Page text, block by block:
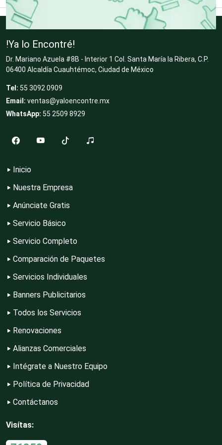
Clínicas de Rehabilitación
Clínicas y Hospitales
Clubes Deportivos
Cocinas Integrales
Compresores de aire
Computadoras
Contadores
Control de Plagas
!Ya lo Encontré!
Dr. Mariano Azuela #8B - Interior 1 Col. Santa María la Ribera, C.P.
06400 Alcaldía Cuauhtémoc, Ciudad de México
Tel: 55 3092 0909
Email: ventas@yaloencontre.mx
WhatsApp: 55 2509 8929
Inicio
Nuestra Empresa
Anúnciate Gratis
Servicio Básico
Servicio Completo
Comparación de Paquetes
Servicios Individuales
Banners Publicitarios
Todos los Servicios
Renovaciones
Alianzas Comerciales
Intégrate a Nuestro Equipo
Política de Privacidad
Contáctanos
Visítas: